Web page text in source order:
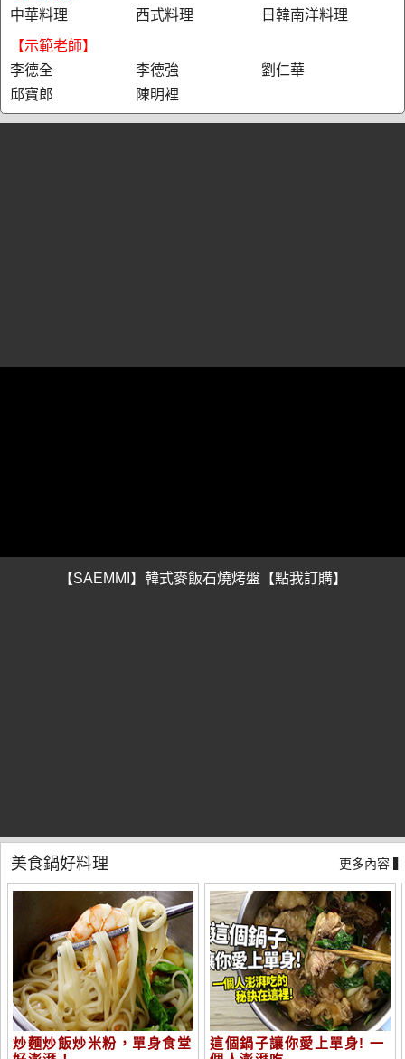
中華料理
西式料理
日韓南洋料理
【示範老師】
李德全
李德強
劉仁華
邱寶郎
陳明裡
【SAEMMI】韓式麥飯石燒烤盤【點我訂購】
美食鍋好料理 更多內容 ▍
炒麵炒飯炒米粉，單身食堂
這個鍋子讓你愛上單身! 一